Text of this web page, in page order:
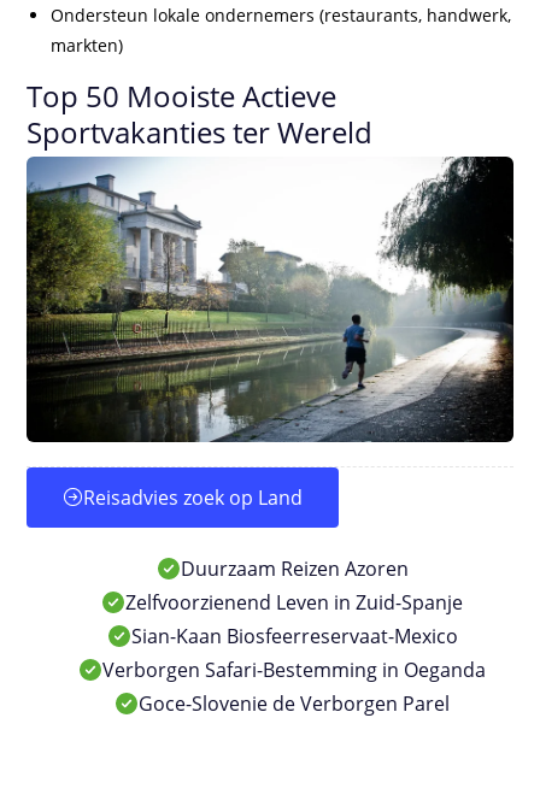
Ondersteun lokale ondernemers (restaurants, handwerk,
markten)
Top 50 Mooiste Actieve
Sportvakanties ter Wereld
Reisadvies zoek op Land
Duurzaam Reizen Azoren
Zelfvoorzienend Leven in Zuid-Spanje
Sian-Kaan Biosfeerreservaat-Mexico
Verborgen Safari-Bestemming in Oeganda
Goce-Slovenie de Verborgen Parel